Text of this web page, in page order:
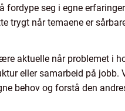
fordype seg i egne
trygt når temaene er
aktuelle når problemet i
eller samarbeid på jobb.
behov og forstå den